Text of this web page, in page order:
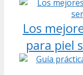
Los
para piel